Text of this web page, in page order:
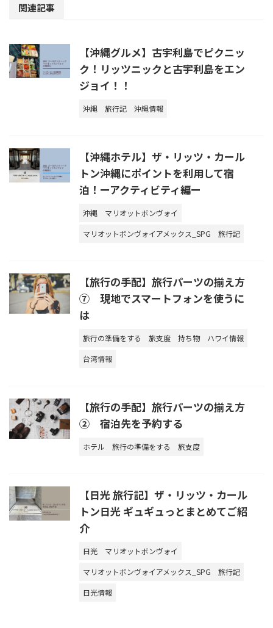
関連記事
【沖縄グルメ】古宇利島でピクニッ
ク！リッツニックと古宇利島をエン
ジョイ！！
沖縄 旅行記 沖縄情報
【沖縄ホテル】ザ・リッツ・カール
トン沖縄にポイントを利用して宿
泊！ーアクティビティ編ー
沖縄
マリオットボンヴォイ
マリオットボンヴォイアメックス_SPG
旅行記
【旅行の手配】旅行パーツの揃え方
⑦ 現地でスマートフォンを使うに
は
旅行の準備をする 旅支度 持ち物
ハワイ情報
台湾情報
【旅行の手配】旅行パーツの揃え方
② 宿泊先を予約する
ホテル 旅行の準備をする 旅支度
【日光 旅行記】ザ・リッツ・カール
トン日光 ギュギュっとまとめてご紹
介
日光
マリオットボンヴォイ
マリオットボンヴォイアメックス_SPG
旅行記
日光情報